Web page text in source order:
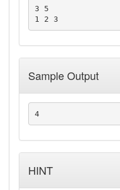
3 5
Sample Output
4
HINT